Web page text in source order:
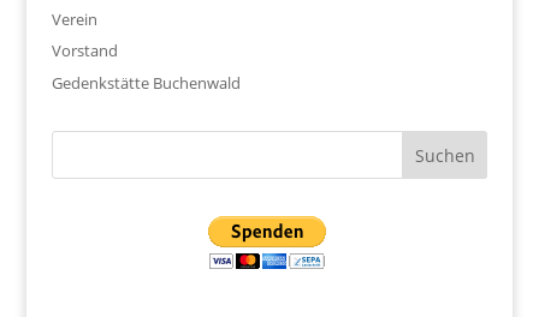
Verein
Vorstand
Gedenkstätte Buchenwald